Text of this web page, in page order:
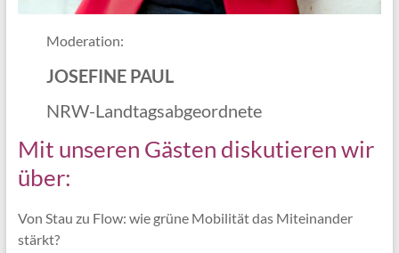
Moderation:
JOSEFINE PAUL
NRW-Landtagsabgeordnete
Mit unseren Gästen diskutieren wir
über:
Von Stau zu Flow: wie grüne Mobilität das Miteinander
stärkt?